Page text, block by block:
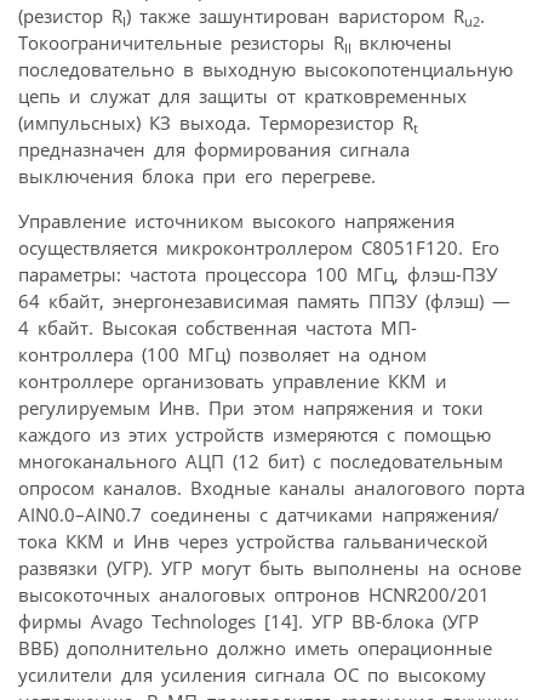
(резистор RI) также зашунтирован варистором Ru2.
Токоограничительные резисторы RII включены
последовательно в выходную высокопотенциальную
цепь и служат для защиты от кратковременных
(импульсных) КЗ выхода. Терморезистор Rt
предназначен для формирования сигнала
выключения блока при его перегреве.
Управление источником высокого напряжения
осуществляется микроконтроллером C8051F120. Его
параметры: частота процессора 100 МГц, флэш-ПЗУ
64 кбайт, энергонезависимая память ППЗУ (флэш) —
4 кбайт. Высокая собственная частота МП-
контроллера (100 МГц) позволяет на одном
контроллере организовать управление ККМ и
регулируемым Инв. При этом напряжения и токи
каждого из этих устройств измеряются с помощью
многоканального АЦП (12 бит) с последовательным
опросом каналов. Входные каналы аналогового порта
AIN0.0–AIN0.7 соединены с датчиками напряжения/
тока ККМ и Инв через устройства гальванической
развязки (УГР). УГР могут быть выполнены на основе
высокоточных аналоговых оптронов HCNR200/201
фирмы Avago Technologes [14]. УГР ВВ-блока (УГР
ВВБ) дополнительно должно иметь операционные
усилители для усиления сигнала ОС по высокому